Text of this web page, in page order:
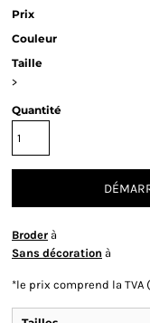
Prix
Couleur
Taille
>
Quantité
Broder à
Sans décoration à
*le prix comprend la TVA